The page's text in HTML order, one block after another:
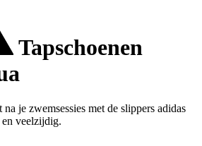
Tapschoenen
je zwemsessies met de slippers adidas
veelzijdig.